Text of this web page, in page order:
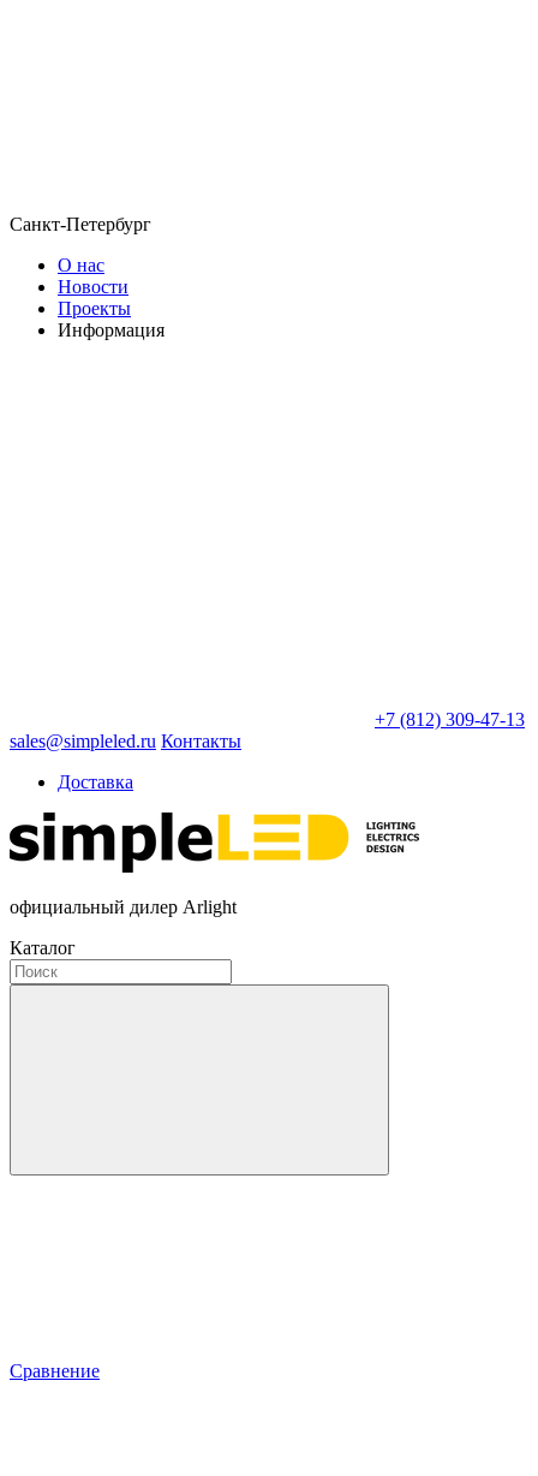
Санкт-Петербург
О нас
Новости
Проекты
Информация
+7 (812) 309-47-13
sales@simpleled.ru Контакты
Доставка
официальный дилер Arlight
Каталог
Сравнение